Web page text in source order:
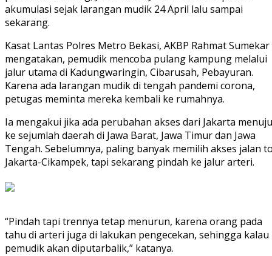
akumulasi sejak larangan mudik 24 April lalu sampai
sekarang.
Kasat Lantas Polres Metro Bekasi, AKBP Rahmat Sumekar
mengatakan, pemudik mencoba pulang kampung melalui
jalur utama di Kadungwaringin, Cibarusah, Pebayuran.
Karena ada larangan mudik di tengah pandemi corona,
petugas meminta mereka kembali ke rumahnya.
Ia mengakui jika ada perubahan akses dari Jakarta menuju
ke sejumlah daerah di Jawa Barat, Jawa Timur dan Jawa
Tengah. Sebelumnya, paling banyak memilih akses jalan
Jakarta-Cikampek, tapi sekarang pindah ke jalur arteri.
“Pindah tapi trennya tetap menurun, karena orang pada
tahu di arteri juga di lakukan pengecekan, sehingga kalau
pemudik akan diputarbalik,” katanya.